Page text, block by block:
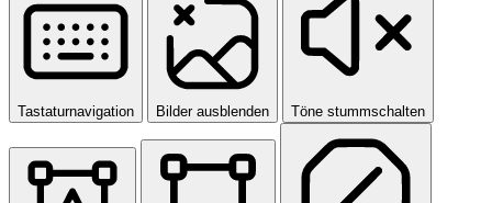
Tastaturnavigation Bilder ausblenden Töne stummschalten